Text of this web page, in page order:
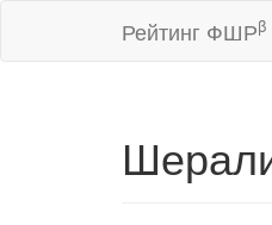
Рейтинг ФШРβ